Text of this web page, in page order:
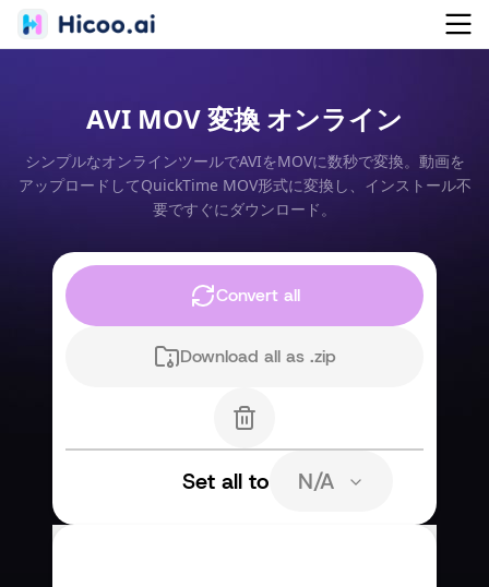
AVI MOV 変換 オンライン
シンプルなオンラインツールでAVIをMOVに数秒で変換。動画を
アップロードしてQuickTime MOV形式に変換し、インストール不
要ですぐにダウンロード。